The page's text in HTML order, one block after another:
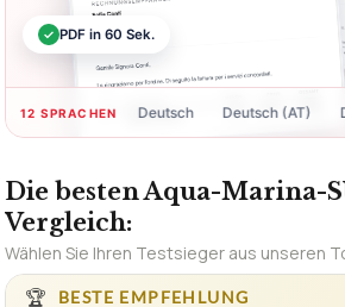
PDF in 60 Sek.
12 SPRACHENDeutsch Deutsch (AT)
Die besten Aqua-Marina-
Vergleich:
Wählen Sie Ihren Testsieger aus unseren
🏆
BESTE EMPFEHLUNG